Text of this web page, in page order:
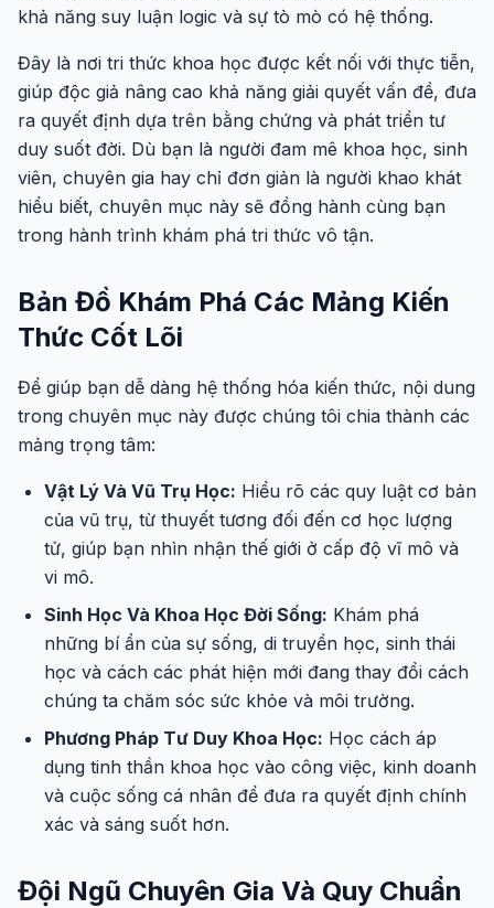
khả năng suy luận logic và sự tò mò có hệ thống.
Đây là nơi tri thức khoa học được kết nối với thực tiễn,
giúp độc giả nâng cao khả năng giải quyết vấn đề, đưa
ra quyết định dựa trên bằng chứng và phát triển tư
duy suốt đời. Dù bạn là người đam mê khoa học, sinh
viên, chuyên gia hay chỉ đơn giản là người khao khát
hiểu biết, chuyên mục này sẽ đồng hành cùng bạn
trong hành trình khám phá tri thức vô tận.
Bản Đồ Khám Phá Các Mảng Kiến
Thức Cốt Lõi
Để giúp bạn dễ dàng hệ thống hóa kiến thức, nội dung
trong chuyên mục này được chúng tôi chia thành các
mảng trọng tâm:
Vật Lý Và Vũ Trụ Học: Hiểu rõ các quy luật cơ bản
của vũ trụ, từ thuyết tương đối đến cơ học lượng
tử, giúp bạn nhìn nhận thế giới ở cấp độ vĩ mô và
vi mô.
Sinh Học Và Khoa Học Đời Sống: Khám phá
những bí ẩn của sự sống, di truyền học, sinh thái
học và cách các phát hiện mới đang thay đổi cách
chúng ta chăm sóc sức khỏe và môi trường.
Phương Pháp Tư Duy Khoa Học: Học cách áp
dụng tinh thần khoa học vào công việc, kinh doanh
và cuộc sống cá nhân để đưa ra quyết định chính
xác và sáng suốt hơn.
Đội Ngũ Chuyên Gia Và Quy Chuẩn